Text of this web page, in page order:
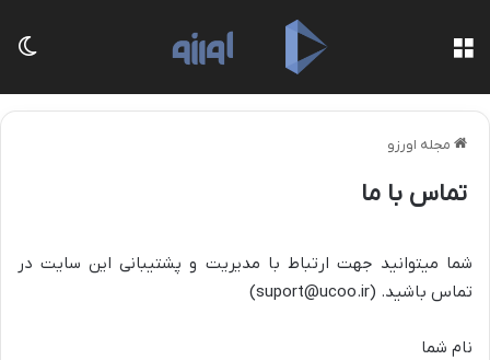
مجله اورزو
تماس با ما
شما میتوانید جهت ارتباط با مدیریت و پشتیبانی این سایت در
تماس باشید. (suport@ucoo.ir)
نام شما